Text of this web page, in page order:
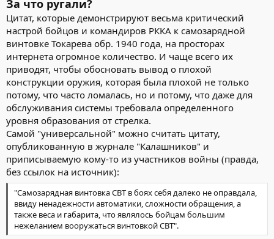
За что ругали?
Цитат, которые демонстрируют весьма критический
настрой бойцов и командиров РККА к самозарядной
винтовке Токарева обр. 1940 года, на просторах
интернета огромное количество. И чаще всего их
приводят, чтобы обосновать вывод о плохой
конструкции оружия, которая была плохой не только
потому, что часто ломалась, но и потому, что даже для
обслуживания системы требовала определенного
уровня образования от стрелка.
Самой "универсальной" можно считать цитату,
опубликованную в журнале "Калашников" и
приписываемую кому-то из участников войны (правда,
без ссылок на источник):
"Самозарядная винтовка СВТ в боях себя далеко не оправдала,
ввиду ненадежности автоматики, сложности обращения, а
также веса и габарита, что являлось бойцам большим
нежеланием вооружаться винтовкой СВТ".